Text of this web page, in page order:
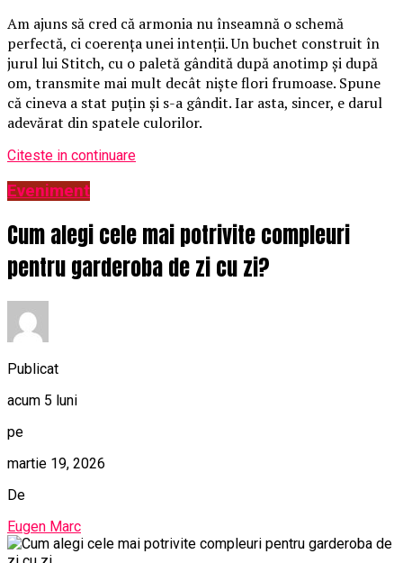
Am ajuns să cred că armonia nu înseamnă o schemă
perfectă, ci coerența unei intenții. Un buchet construit în
jurul lui Stitch, cu o paletă gândită după anotimp și după
om, transmite mai mult decât niște flori frumoase. Spune
că cineva a stat puțin și s-a gândit. Iar asta, sincer, e darul
adevărat din spatele culorilor.
Citeste in continuare
Eveniment
Cum alegi cele mai potrivite compleuri
pentru garderoba de zi cu zi?
Publicat
acum 5 luni
pe
martie 19, 2026
De
Eugen Marc